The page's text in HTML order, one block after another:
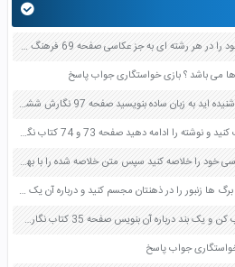
یکی از هنرمندان معاصر مورد علاقه خود را در هر رشته ای به جز عکاسی صفحه 69 فرهنگ و هنر نهم
می باشد ؟ بازی خواستگاری جواب پاسخ
یکی از حکایت هایی را که تا به حال شنیده اید به زبان ساده بنویسید صفحه 97 نگارش ششم دبستان
یکی از متن های ناتمام زیر را انتخاب کنید و نوشته را ادامه دهید صفحه 73 و 74 کتاب نگارش فارسی پنجم دبستان
یکی از درس های مندرج در کتاب درسی خود را خلاصه کنید سپس متن خلاصه شده را با بهره گیری از روش های دسته بندی نمودار جدول نقشه مفهومی نشان دهید صفحه 118 نگارش یازدهم
یکی از صدا های آبشار به هم خوردن برگ ها زنبور را در ذهنتان مجسم کنید و درباره آن یک بند بنویسید صفحه 11 نگارش پنجم
یکی از دو موضوع را به دلخواه انتخاب کن و یک بند درباره آن بنویس صفحه 35 کتاب نگارش فارسی سوم
جواب پاسخ